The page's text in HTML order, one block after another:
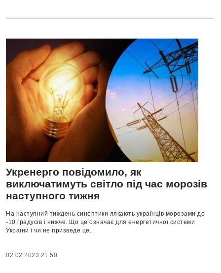
Укренерго повідомило, як
виключатимуть світло під час морозів
наступного тижня
На наступний тиждень синоптики лякають українців морозами до
-10 градусів і нижче. Що це означає для енергетичної системи
України і чи не призведе це...
02.02.2023 21:50